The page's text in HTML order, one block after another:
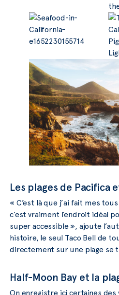
Les plages de Pacifica
« C’est là que j’ai fait mes
c’est vraiment l’endroit idéal
super accessible », ajoute
histoire, le seul Taco Bell de
directement sur une plage se
Half-Moon Bay et la
On enregistre ici certaines des